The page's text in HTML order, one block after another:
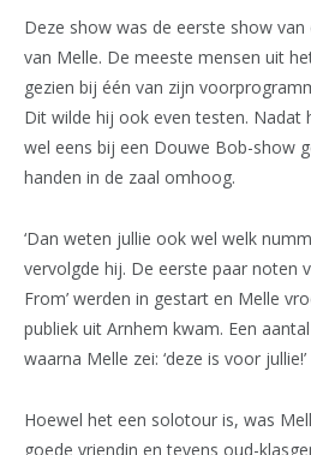
Deze show was de eerste show
van Melle. De meeste mensen uit
gezien bij één van zijn
Dit wilde hij ook even testen. Nadat
wel eens bij een Douwe Bob-show
handen in de zaal omhoog.
‘Dan weten jullie ook wel welk
vervolgde hij. De eerste paar noten
From’ werden in gestart en Melle
publiek uit Arnhem kwam. Een
waarna Melle zei: ‘deze is voor jullie!’
Hoewel het een solotour is, was
goede vriendin en tevens oud-